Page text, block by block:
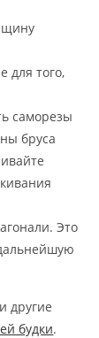
для того,
саморезы
бруса
Это
другие
будки.